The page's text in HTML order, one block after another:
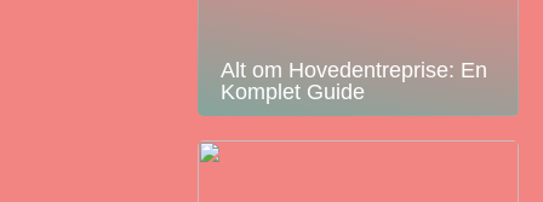
Alt om Hovedentreprise: En
Komplet Guide